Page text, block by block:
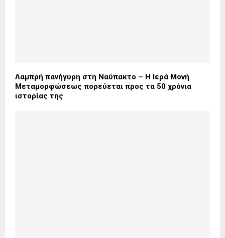
Λαμπρή πανήγυρη στη Ναύπακτο – Η Ιερά Μονή
Μεταμορφώσεως πορεύεται προς τα 50 χρόνια
ιστορίας της